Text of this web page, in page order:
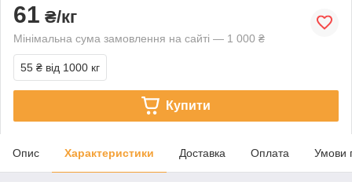
61 ₴/кг
Мінімальна сума замовлення на сайті — 1 000 ₴
55 ₴ від 1000 кг
Купити
Опис Характеристики Доставка Оплата Умови